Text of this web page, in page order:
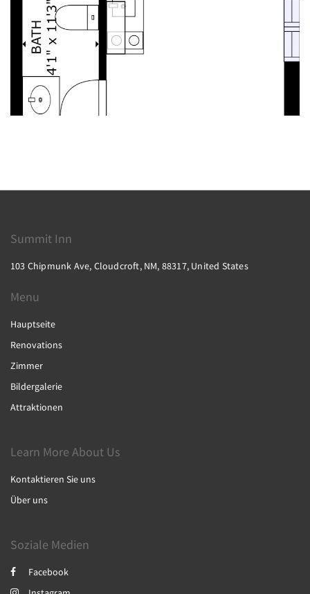
Summit Inn
103 Chipmunk Ave, Cloudcroft, NM, 88317, United States
Menu
Hauptseite
Renovations
Zimmer
Bildergalerie
Attraktionen
Learn More About Us
Kontaktieren Sie uns
Über uns
Soziale Medien
Facebook